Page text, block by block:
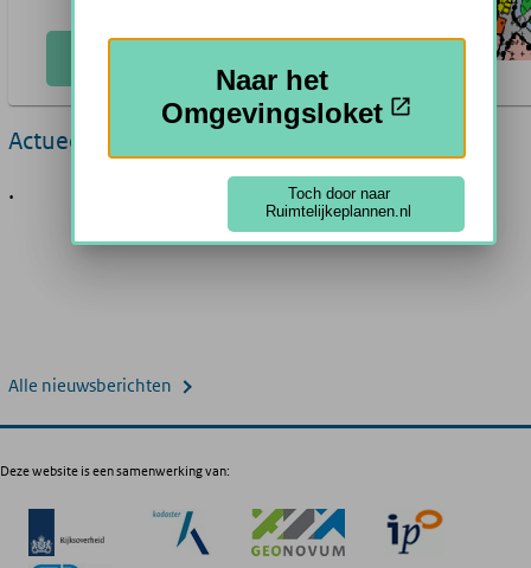
Actueel
.
Alle nieuwsberichten
Deze website is een samenwerking van:
Naar het
Omgevingsloket
Toch door naar
Ruimtelijkeplannen.nl